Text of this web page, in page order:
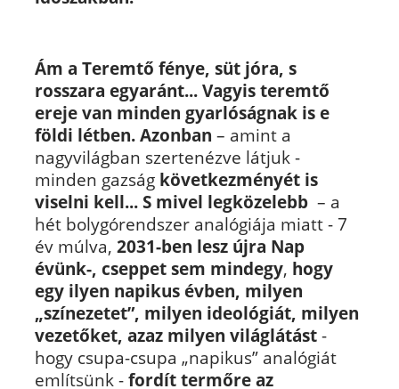
Ám a Teremtő fénye, süt jóra, s
rosszara egyaránt... Vagyis teremtő
ereje van minden gyarlóságnak is e
földi létben. Azonban – amint a
nagyvilágban szertenézve látjuk -
minden gazság következményét is
viselni kell... S mivel legközelebb – a
hét bolygórendszer analógiája miatt - 7
év múlva, 2031-ben lesz újra Nap
évünk-, cseppet sem mindegy, hogy
egy ilyen napikus évben, milyen
„színezetet”, milyen ideológiát, milyen
vezetőket, azaz milyen világlátást -
hogy csupa-csupa „napikus” analógiát
említsünk - fordít termőre az